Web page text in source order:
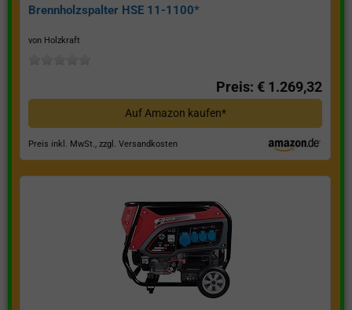
Brennholzspalter HSE 11-1100*
von Holzkraft
Preis: € 1.269,32
Auf Amazon kaufen*
Preis inkl. MwSt., zzgl. Versandkosten